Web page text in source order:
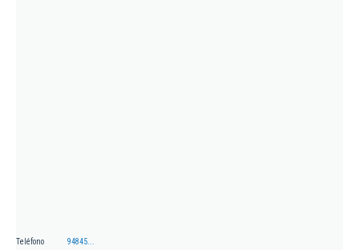
Teléfono 94845...